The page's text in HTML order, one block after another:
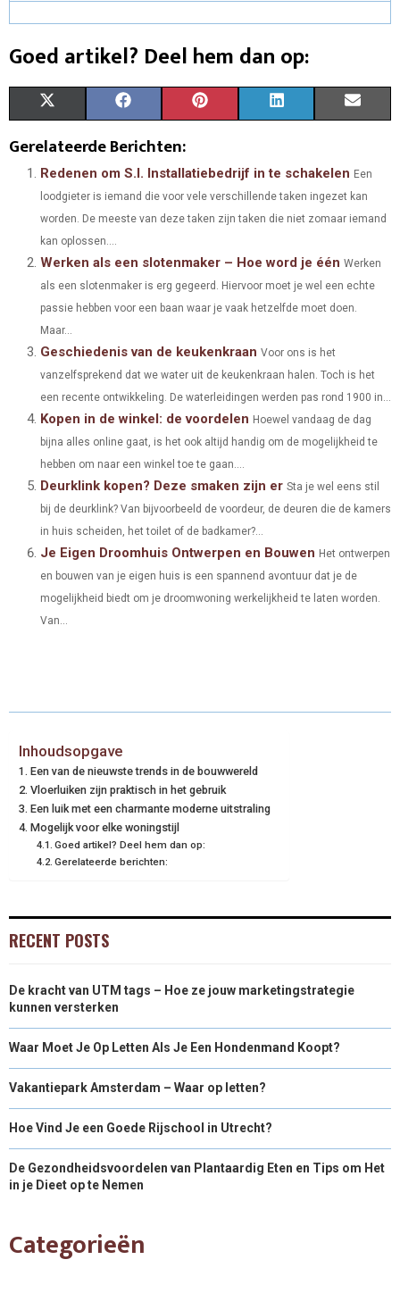
Goed artikel? Deel hem dan op:
A
R
O
T
W
T
E
R
)
A
R
O
C
E
O
R
O
N
T
R
T
R
O
N
N
K
D
I
O
Gerelateerde Berichten:
Redenen om S.I. Installatiebedrijf in te schakelen Een
loodgieter is iemand die voor vele verschillende taken ingezet kan
worden. De meeste van deze taken zijn taken die niet zomaar iemand
kan oplossen....
Werken als een slotenmaker – Hoe word je één Werken
als een slotenmaker is erg gegeerd. Hiervoor moet je wel een echte
passie hebben voor een baan waar je vaak hetzelfde moet doen.
Maar...
Geschiedenis van de keukenkraan Voor ons is het
vanzelfsprekend dat we water uit de keukenkraan halen. Toch is het
een recente ontwikkeling. De waterleidingen werden pas rond 1900 in...
Kopen in de winkel: de voordelen Hoewel vandaag de dag
bijna alles online gaat, is het ook altijd handig om de mogelijkheid te
hebben om naar een winkel toe te gaan....
Deurklink kopen? Deze smaken zijn er Sta je wel eens stil
bij de deurklink? Van bijvoorbeeld de voordeur, de deuren die de kamers
in huis scheiden, het toilet of de badkamer?...
Je Eigen Droomhuis Ontwerpen en Bouwen Het ontwerpen
en bouwen van je eigen huis is een spannend avontuur dat je de
mogelijkheid biedt om je droomwoning werkelijkheid te laten worden.
Van...
Inhoudsopgave
Een van de nieuwste trends in de bouwwereld
Vloerluiken zijn praktisch in het gebruik
Een luik met een charmante moderne uitstraling
Mogelijk voor elke woningstijl
Goed artikel? Deel hem dan op:
Gerelateerde berichten:
RECENT POSTS
De kracht van UTM tags – Hoe ze jouw marketingstrategie
kunnen versterken
Waar Moet Je Op Letten Als Je Een Hondenmand Koopt?
Vakantiepark Amsterdam – Waar op letten?
Hoe Vind Je een Goede Rijschool in Utrecht?
De Gezondheidsvoordelen van Plantaardig Eten en Tips om Het
in je Dieet op te Nemen
Categorieën